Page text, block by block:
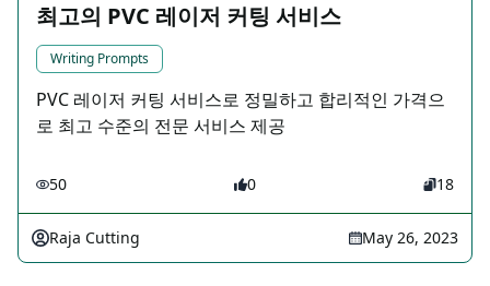
최고의 PVC 레이저 커팅 서비스
Writing Prompts
PVC 레이저 커팅 서비스로 정밀하고 합리적인 가격으
로 최고 수준의 전문 서비스 제공
50 0 18
Raja Cutting May 26, 2023